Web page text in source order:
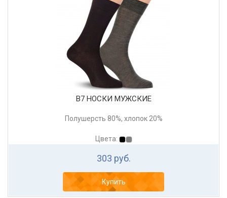
В7 НОСКИ МУЖСКИЕ
Полушерсть 80%, хлопок 20%
Цвета:
303 руб.
Купить